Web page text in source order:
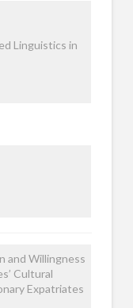
Linguistics in
and Willingness
Cultural
Expatriates